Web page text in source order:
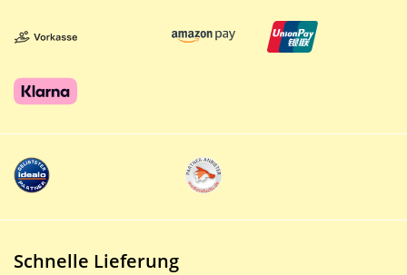
Schnelle Lieferung